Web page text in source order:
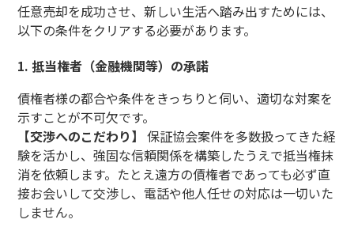
任意売却を成功させ、新しい生活へ踏み出すためには、
以下の条件をクリアする必要があります。
1. 抵当権者（金融機関等）の承諾
債権者様の都合や条件をきっちりと伺い、適切な対案を
示すことが不可欠です。
【交渉へのこだわり】 保証協会案件を多数扱ってきた経
験を活かし、強固な信頼関係を構築したうえで抵当権抹
消を依頼します。たとえ遠方の債権者であっても必ず直
接お会いして交渉し、電話や他人任せの対応は一切いた
しません。